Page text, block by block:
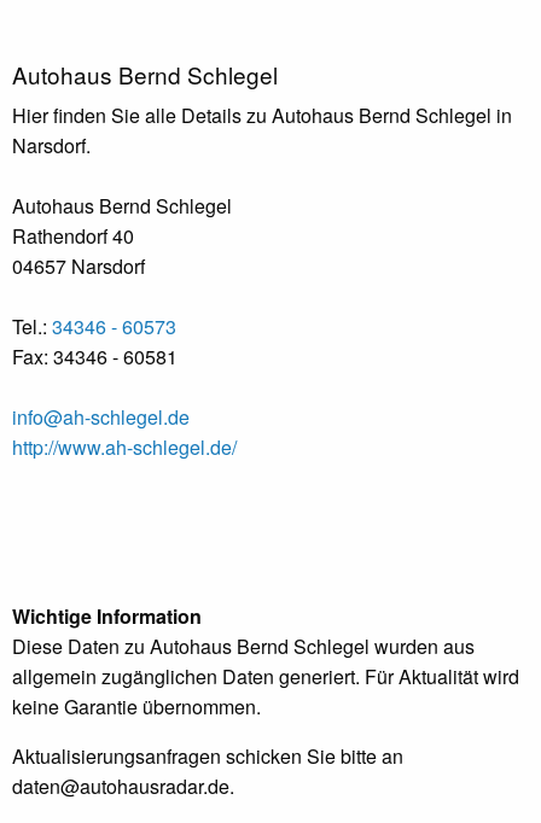
Autohaus Bernd Schlegel
Hier finden Sie alle Details zu Autohaus Bernd Schlegel in
Narsdorf.
Autohaus Bernd Schlegel
Rathendorf 40
04657 Narsdorf
Tel.: 34346 - 60573
Fax: 34346 - 60581
info@ah-schlegel.de
http://www.ah-schlegel.de/
Wichtige Information
Diese Daten zu Autohaus Bernd Schlegel wurden aus
allgemein zugänglichen Daten generiert. Für Aktualität wird
keine Garantie übernommen.
Aktualisierungsanfragen schicken Sie bitte an
daten@autohausradar.de.